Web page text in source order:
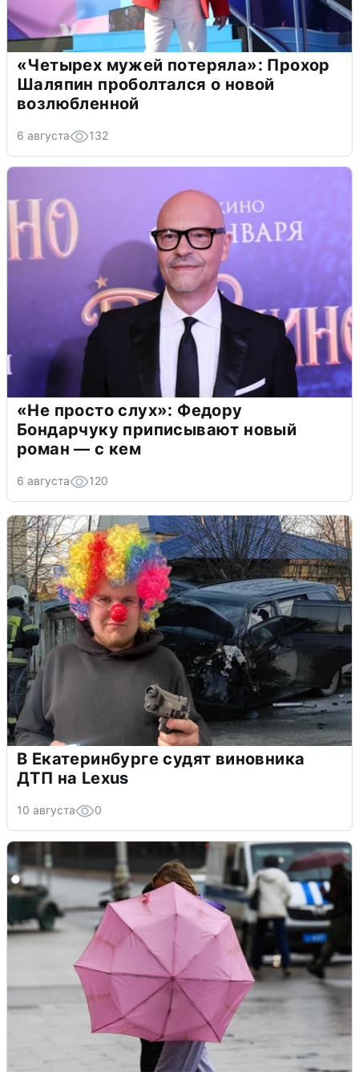
«Четырех мужей потеряла»: Прохор
Шаляпин проболтался о новой
возлюбленной
6 августа 132
«Не просто слух»: Федору
Бондарчуку приписывают новый
роман — с кем
6 августа 120
В Екатеринбурге судят виновника
ДТП на Lexus
10 августа 0